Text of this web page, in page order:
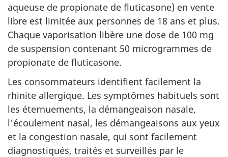
aqueuse de propionate de fluticasone) en vente
libre est limitée aux personnes de 18 ans et plus.
Chaque vaporisation libère une dose de 100 mg
de suspension contenant 50 microgrammes de
propionate de fluticasone.
Les consommateurs identifient facilement la
rhinite allergique. Les symptômes habituels sont
les éternuements, la démangeaison nasale,
l'écoulement nasal, les démangeaisons aux yeux
et la congestion nasale, qui sont facilement
diagnostiqués, traités et surveillés par le